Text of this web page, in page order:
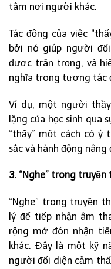
tâm nơi người khác.
Tác động của việc
bởi nó giúp người
được trân trọng, và
nghĩa trong tương tác
Ví dụ, một người
lặng của học sinh qua
“thấy” một cách có ý
sắc và hành động
3. “Nghe” trong truyền
“Nghe” trong truyền
lý để tiếp nhận âm
rộng mở đón nhận
khác. Đây là một kỹ
người đối diện cảm